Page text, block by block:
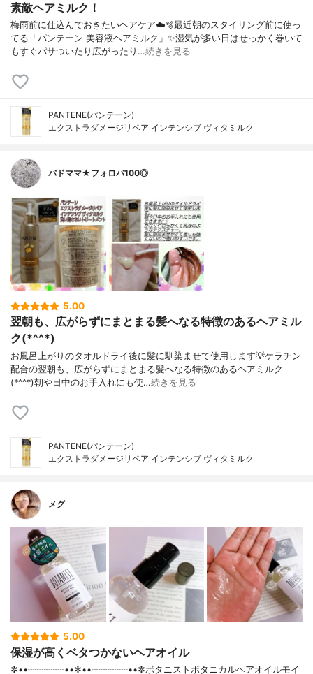
素敵ヘアミルク！
梅雨前に仕込んでおきたいヘアケア☁️🫧最近朝のスタイリング前に使っ
てる「パンテーン 美容液ヘアミルク」✨湿気が多い日はせっかく巻いて
もすぐパサついたり広がったり…続きを見る
PANTENE(パンテーン)
エクストラダメージリペア インテンシブ ヴィタミルク
バドママ★フォロバ100◎
5.00
翌朝も、広がらずにまとまる髪へなる特徴のあるヘアミル
ク(*^^*)
お風呂上がりのタオルドライ後に髪に馴染ませて使用します💡ケラチン
配合の翌朝も、広がらずにまとまる髪へなる特徴のあるヘアミルク
(*^^*)朝や日中のお手入れにも使…続きを見る
PANTENE(パンテーン)
エクストラダメージリペア インテンシブ ヴィタミルク
メグ
5.00
保湿が高くベタつかないヘアオイル
✼••┈┈┈┈••✼••┈┈┈┈••✼ボタニストボタニカルヘアオイルモイ